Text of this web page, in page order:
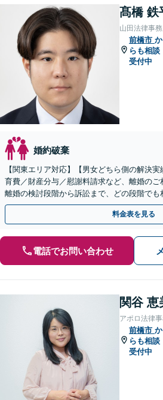
髙橋 鉄
山田法律事
前橋市 か
らも相談
受付中
婚約破棄
【関東エリア対応】【男女どちら側の解決
育費／財産分与／慰謝料請求など、離婚のご
離婚の検討段階から訴訟まで、どの段階でも
的な面にも配慮し、納得感の高い解決を目指
料金表を見る
電話でお問い合わせ
関谷 恵
アポロ法律
前橋市 か
らも相談
受付中